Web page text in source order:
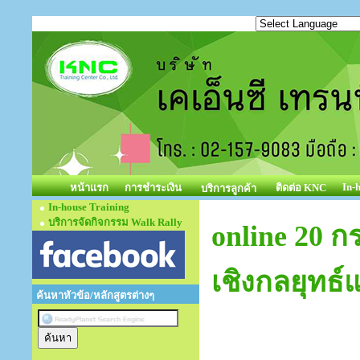
หน้าแรก การชำระเงิน บริการลูกค้า ติดต่อ KNC
In-
In-house Training
บริการจัดกิจกรรม Walk Rally
ค้นหาหัวข้อ/หลักสูตรต่างๆ
online 20
เชิงกลยุท